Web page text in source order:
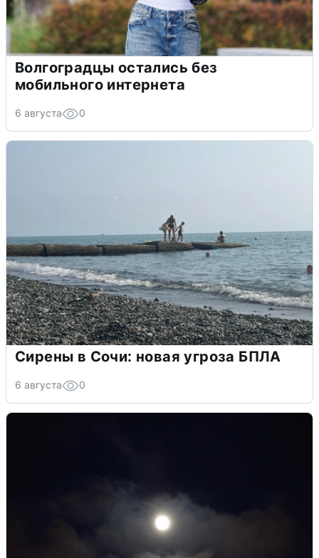
Волгоградцы остались без
мобильного интернета
6 августа 0
Сирены в Сочи: новая угроза БПЛА
6 августа 0